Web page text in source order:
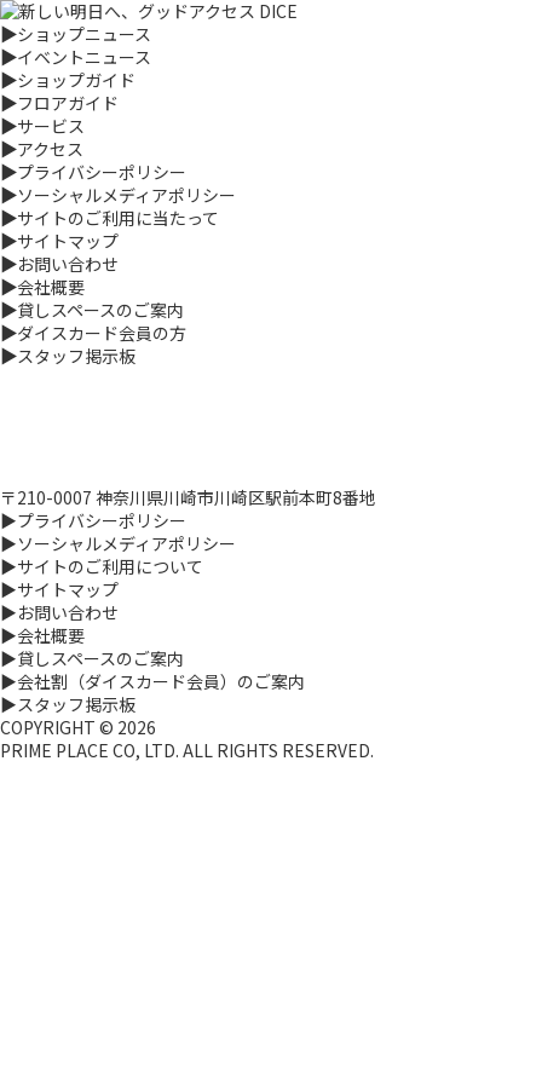
▶ショップニュース
▶イベントニュース
▶ショップガイド
▶フロアガイド
▶サービス
▶アクセス
▶プライバシーポリシー
▶ソーシャルメディアポリシー
▶サイトのご利用に当たって
▶サイトマップ
▶お問い合わせ
▶会社概要
▶貸しスペースのご案内
▶ダイスカード会員の方
▶スタッフ掲示板
〒210-0007 神奈川県川崎市川崎区駅前本町8番地
▶プライバシーポリシー
▶ソーシャルメディアポリシー
▶サイトのご利用について
▶サイトマップ
▶お問い合わせ
▶会社概要
▶貸しスペースのご案内
▶会社割（ダイスカード会員）のご案内
▶スタッフ掲示板
COPYRIGHT © 2026
PRIME PLACE CO, LTD. ALL RIGHTS RESERVED.